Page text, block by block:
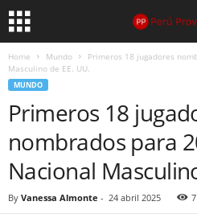
Home Mundo
Primeros 18 jugadores
Masculino de EE. UU.
MUNDO
Primeros 18
nombrados para
Nacional
By Vanessa Almonte - 24 abril 2025 7